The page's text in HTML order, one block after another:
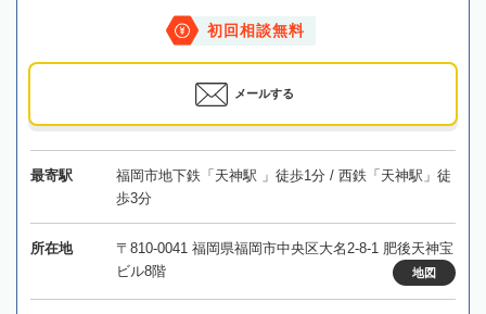
初回相談無料
メールする
最寄駅
福岡市地下鉄「天神駅 」徒歩1分 / 西鉄「天神駅」徒
歩3分
所在地
〒810-0041 福岡県福岡市中央区大名2-8-1 肥後天神宝
ビル8階
地図